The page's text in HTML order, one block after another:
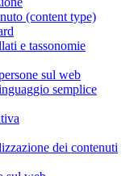
(content type)
e tassonomie
sul web
semplice
dei contenuti